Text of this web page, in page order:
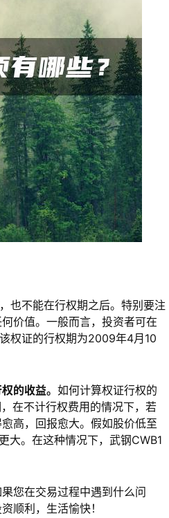
也不能在行权期之后。特别要注
价值。一般而言，投资者可在
权证的行权期为2009年4月10
的收益。 如何计算权证行权的
在不计行权费用的情况下，若
高，回报愈大。假如股价低至
大。在这种情况下，武钢CWB1
您在交易过程中遇到什么问
顺利，生活愉快！